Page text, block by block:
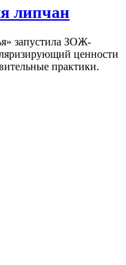
липчан
запустила ЗОЖ-
ценности
практики.